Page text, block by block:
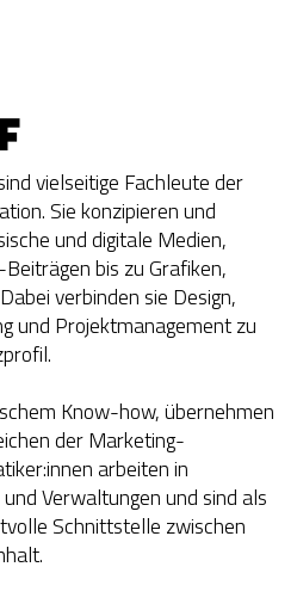
vielseitige Fachleute der
Sie konzipieren und
und digitale Medien,
bis zu Grafiken,
verbinden sie Design,
und Projektmanagement zu
Know-how, übernehmen
der Marketing-
arbeiten in
Verwaltungen und sind als
Schnittstelle zwischen